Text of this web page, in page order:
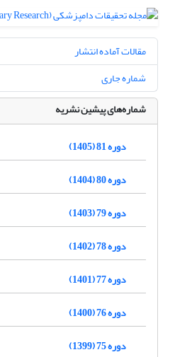
مقالات آماده انتشار
شماره جاری
شماره‌های پیشین نشریه
دوره 81 (1405)
دوره 80 (1404)
دوره 79 (1403)
دوره 78 (1402)
دوره 77 (1401)
دوره 76 (1400)
دوره 75 (1399)